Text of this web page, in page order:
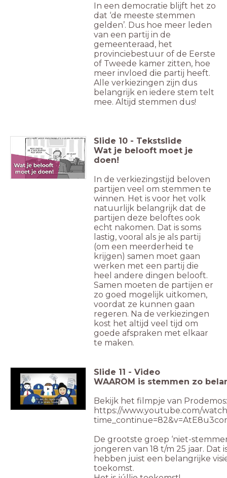
In een democratie blijft het zo
dat ‘de meeste stemmen
gelden’. Dus hoe meer leden
van een partij in de
gemeenteraad, het
provinciebestuur of de Eerste
of Tweede kamer zitten, hoe
meer invloed die partij heeft.
Alle verkiezingen zijn dus
belangrijk en iedere stem telt
mee. Altijd stemmen dus!
Slide 10 - Tekstslide
Wat je belooft moet je
doen!
In de verkiezingstijd beloven
partijen veel om stemmen te
winnen. Het is voor het volk
natuurlijk belangrijk dat de
partijen deze beloftes ook
echt nakomen. Dat is soms
lastig, vooral als je als partij
(om een meerderheid te
krijgen) samen moet gaan
werken met een partij die
heel andere dingen belooft.
Samen moeten de partijen er
zo goed mogelijk uitkomen,
voordat ze kunnen gaan
regeren. Na de verkiezingen
kost het altijd veel tijd om
goede afspraken met elkaar
te maken.
Slide 11 - Video
WAAROM is stemmen zo
Bekijk het filmpje van Prodemos:
https://www.youtube.com/
De grootste groep ‘niet-
jongeren van 18 t/m 25 jaar. Dat
hebben juist een belangrijke
toekomst.